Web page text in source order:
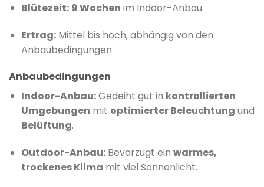
Blütezeit: 9 Wochen im Indoor-Anbau.
Ertrag: Mittel bis hoch, abhängig von den
Anbaubedingungen.
Anbaubedingungen
Indoor-Anbau:Gedeiht gut in kontrollierten
Umgebungen mit optimierter Beleuchtung und
Belüftung.
Outdoor-Anbau: Bevorzugt ein warmes,
trockenes Klima mit viel Sonnenlicht.